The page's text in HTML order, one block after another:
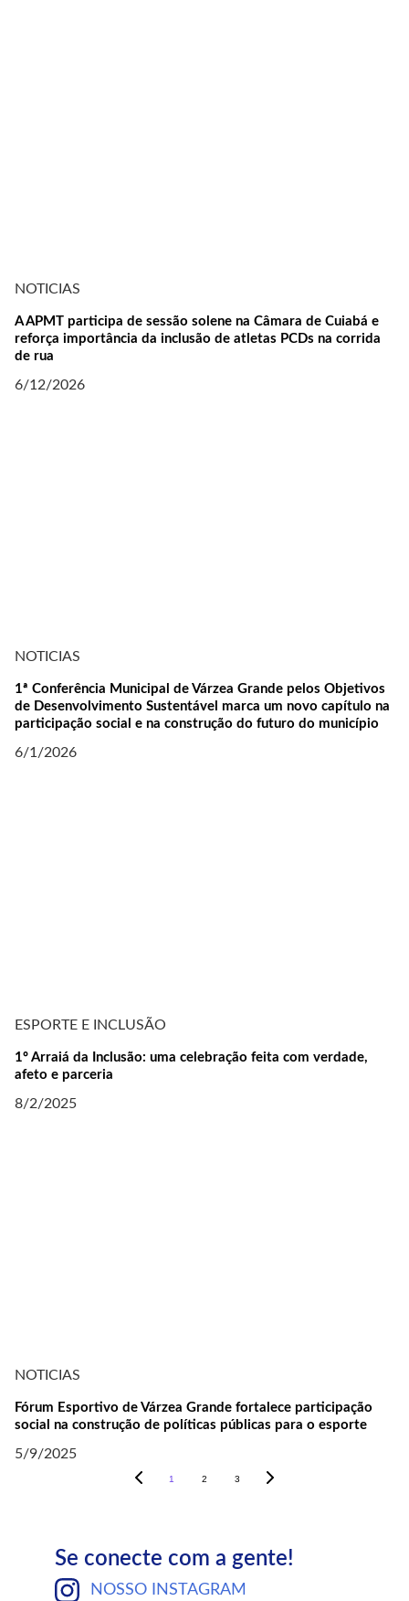
NOTICIAS
A APMT participa de sessão solene na Câmara de Cuiabá e
reforça importância da inclusão de atletas PCDs na corrida
de rua
6/12/2026
NOTICIAS
1ª Conferência Municipal de Várzea Grande pelos Objetivos
de Desenvolvimento Sustentável marca um novo capítulo na
participação social e na construção do futuro do município
6/1/2026
ESPORTE E INCLUSÃO
1º Arraiá da Inclusão: uma celebração feita com verdade,
afeto e parceria
8/2/2025
NOTICIAS
Fórum Esportivo de Várzea Grande fortalece participação
social na construção de políticas públicas para o esporte
5/9/2025
1 2 3
Se conecte com a gente!
NOSSO INSTAGRAM